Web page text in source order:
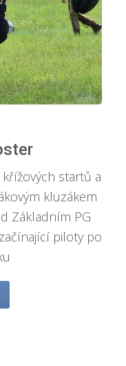
startů a
kluzákem
Základním PG
piloty po